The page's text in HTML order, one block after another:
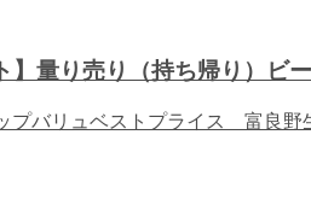
】量り売り（持ち帰り）ビ